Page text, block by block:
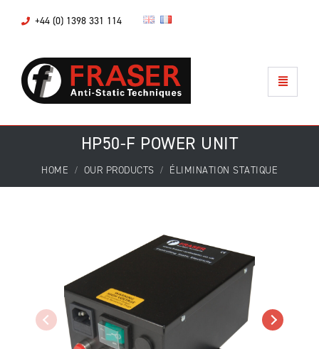
+44 (0) 1398 331 114
HP50-F POWER UNIT
HOME OUR PRODUCTS ÉLIMINATION STATIQUE